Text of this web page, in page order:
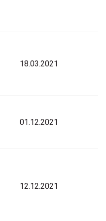
18.03.2021
01.12.2021
12.12.2021